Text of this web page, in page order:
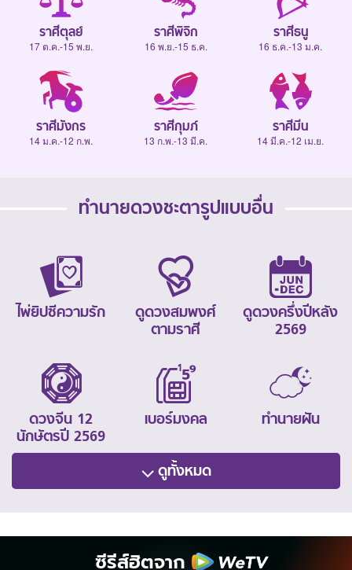
ราศีตุลย์
17 ต.ค.-15 พ.ย.
ราศีพิจิก
16 พ.ย.-15 ธ.ค.
ราศีธนู
16 ธ.ค.-13 ม.ค.
ราศีมังกร
14 ม.ค.-12 ก.พ.
ราศีกุมภ์
13 ก.พ.-13 มี.ค.
ราศีมีน
14 มี.ค.-12 เม.ย.
ทำนายดวงชะตารูปแบบอื่น
ไพ่ยิปซีความรัก
ดูดวงสมพงศ์
ตามราศี
ดูดวงครึ่งปีหลัง
2569
ดวงจีน 12
นักษัตรปี 2569
เบอร์มงคล ทำนายฝัน
ดูทั้งหมด
ซีรีส์ฮิตจาก